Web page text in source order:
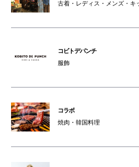
古着・レディス・メンズ・キ
コビトデパンチ
服飾
コラボ
焼肉・韓国料理